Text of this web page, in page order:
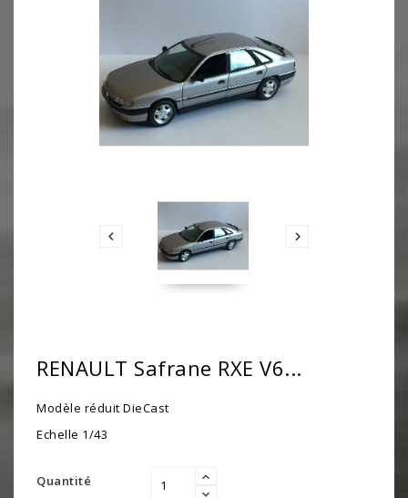
 
RENAULT Safrane RXE V6...
Modèle réduit DieCast
Echelle 1/43
Quantité